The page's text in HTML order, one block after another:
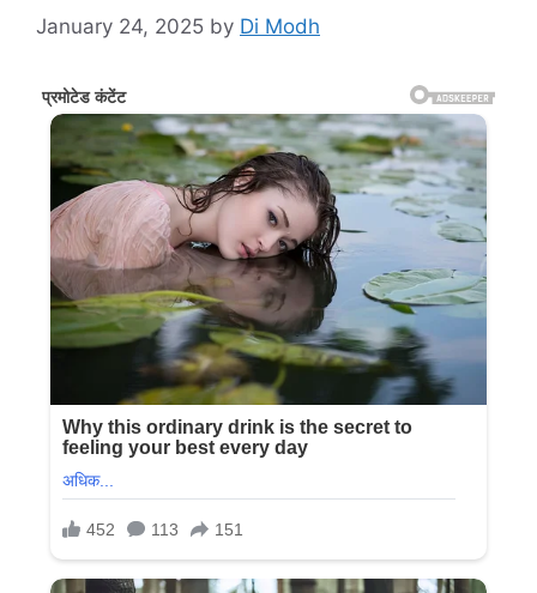
January 24, 2025 by Di Modh